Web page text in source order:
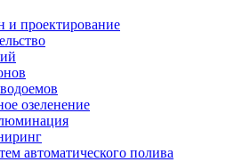
проектирование
озеленение
автоматического полива